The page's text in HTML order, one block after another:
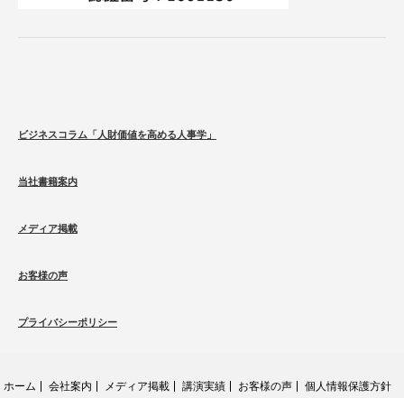
ビジネスコラム「人財価値を高める人事学」
当社書籍案内
メディア掲載
お客様の声
プライバシーポリシー
ホーム 会社案内 メディア掲載 講演実績 お客様の声 個人情報保護方針